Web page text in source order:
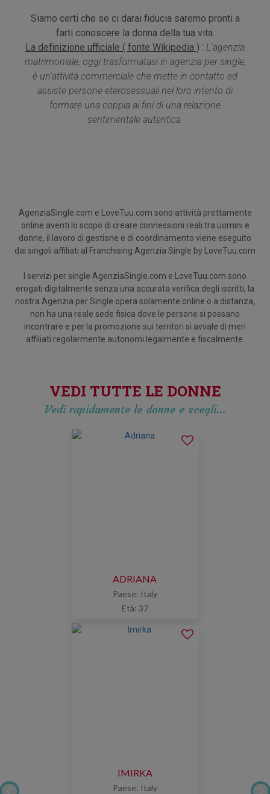
Siamo certi che se ci darai fiducia saremo pronti a
farti conoscere la donna della tua vita.
La definizione ufficiale ( fonte Wikipedia ) : L'agenzia
matrimoniale, oggi trasformatasi in agenzia per single,
è un'attività commerciale che mette in contatto ed
assiste persone eterosessuali nel loro intento di
formare una coppia ai fini di una relazione
sentimentale autentica.
AgenziaSingle.com e LoveTuu.com sono attività prettamente
online aventi lo scopo di creare connessioni reali tra uomini e
donne, il lavoro di gestione e di coordinamento viene eseguito
dai singoli affiliati al Franchising Agenzia Single by LoveTuu.com
I servizi per single AgenziaSingle.com e LoveTuu.com sono
erogati digitalmente senza una accurata verifica degli iscritti, la
nostra Agenzia per Single opera solamente online o a distanza,
non ha una reale sede fisica dove le persone si possano
incontrare e per la promozione sui territori si avvale di meri
affiliati regolarmente autonomi legalmente e fiscalmente.
VEDI TUTTE LE DONNE
Vedi rapidamente le donne e scegli…
ADRIANA
Paese: Italy
Età: 37
IMIRKA
Paese: Italy